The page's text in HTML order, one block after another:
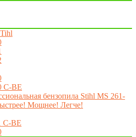
C-BE
бензопила Stihl MS 261-
Мощнее! Легче!
C-BE